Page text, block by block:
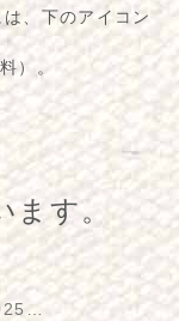
は、下のアイコン
）。
す。